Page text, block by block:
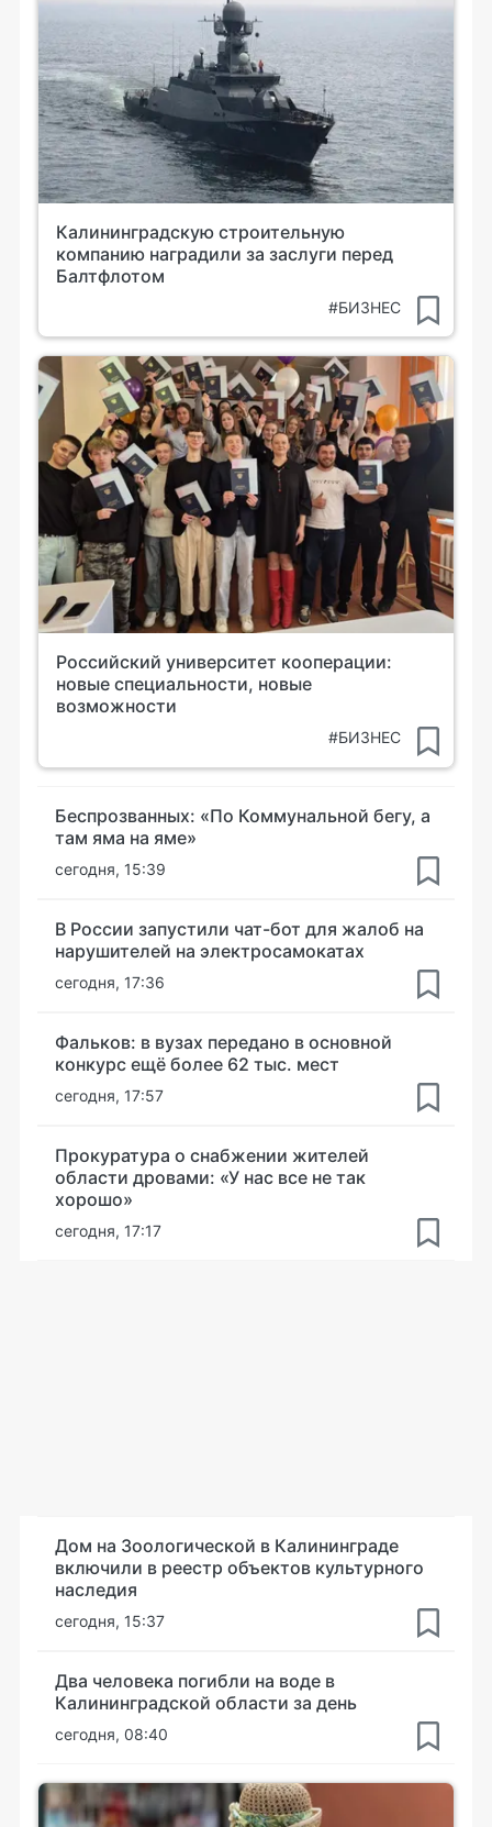
Калининградскую строительную
компанию наградили за заслуги перед
Балтфлотом
#БИЗНЕС
Российский университет кооперации:
новые специальности, новые
возможности
#БИЗНЕС
Беспрозванных: «По Коммунальной бегу, а
там яма на яме»
сегодня, 15:39
В России запустили чат-бот для жалоб на
нарушителей на электросамокатах
сегодня, 17:36
Фальков: в вузах передано в основной
конкурс ещё более 62 тыс. мест
сегодня, 17:57
Прокуратура о снабжении жителей
области дровами: «У нас все не так
хорошо»
сегодня, 17:17
Дом на Зоологической в Калининграде
включили в реестр объектов культурного
наследия
сегодня, 15:37
Два человека погибли на воде в
Калининградской области за день
сегодня, 08:40